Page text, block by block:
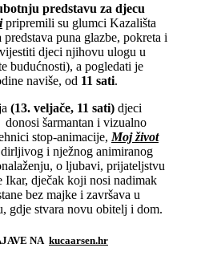
predstavu za djecu
pripremili su glumci Kazališta
puna glazbe, pokreta i
djeci njihovu ulogu u
budućnosti), a pogledati je
naviše, od 11 sati.
(13. veljače, 11 sati)djeci
šarmantan i vizualno
stop-animacije, Moj život
i nježnog animiranog
o ljubavi, prijateljstvu
dječak koji nosi nadimak
bez majke i završava u
gdje stvara novu obitelj i dom.
NA kucaarsen.hr